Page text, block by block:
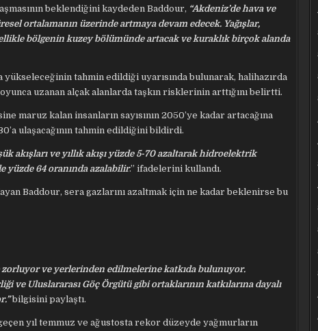
beklendiğini kaydeden Baddour, “Akdeniz’de hava ve
ortalamanın üzerinde artmaya devam edecek. Yağışlar,
bölgenin kuzey bölümünde artacak ve kuraklık birçok alanda
tahmin edildiği uyarısında bulunarak, halihazırda
uzanan alçak alanlarda taşkın risklerinin arttığını belirtti.
kalan insanların sayısının 2050’ye kadar artacağına
ulaşacağının tahmin edildiğini bildirdi.
ve yıllık akışı yüzde 5-70 azaltarak hidroelektrik
yüzde 64 oranında azalabilir.” ifadelerini kullandı.
Baddour, sera gazlarını azaltmak için ne kadar beklenirse bu
zorluyor ve yerlerinden edilmelerine katkıda bulunuyor.
Uluslararası Göç Örgütü gibi ortaklarının katkılarına dayalı
bilgisini paylaştı.
yıl temmuz ve ağustosta rekor düzeyde yağmurların